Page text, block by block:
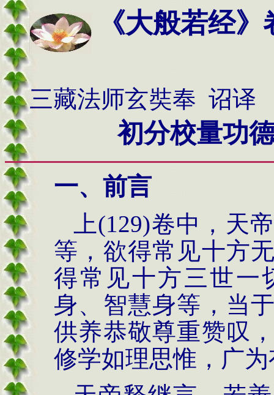
《大般若经
三藏法师玄奘奉 诏译
初分校量功
一、前言
上(129)卷中，天
等，欲得常见十方
得常见十方三世一
身、智慧身等，当
供养恭敬尊重赞叹
修学如理思惟，广